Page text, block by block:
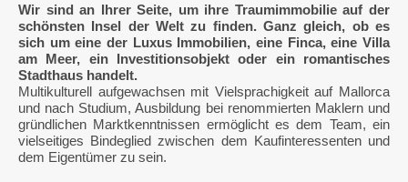
Wir sind an Ihrer Seite, um ihre Traumimmobilie auf der
schönsten Insel der Welt zu finden. Ganz gleich, ob es
sich um eine der Luxus Immobilien, eine Finca, eine Villa
am Meer, ein Investitionsobjekt oder ein romantisches
Stadthaus handelt.
Multikulturell aufgewachsen mit Vielsprachigkeit auf Mallorca
und nach Studium, Ausbildung bei renommierten Maklern und
gründlichen Marktkenntnissen ermöglicht es dem Team, ein
vielseitiges Bindeglied zwischen dem Kaufinteressenten und
dem Eigentümer zu sein.